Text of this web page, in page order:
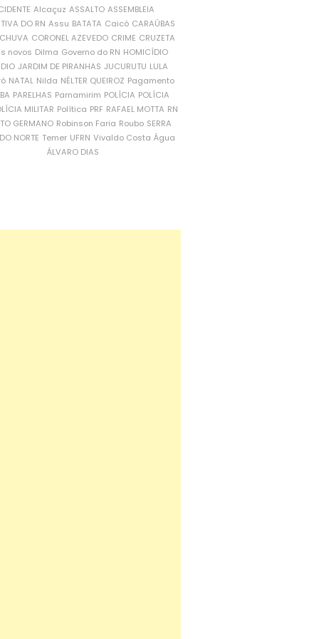
Alcaçuz ASSALTO ASSEMBLEIA
DO RN Assu BATATA Caicó CARAÚBAS
CORONEL AZEVEDO CRIME CRUZETA
novos Dilma Governo do RN HOMICÍDIO
JARDIM DE PIRANHAS JUCURUTU LULA
NATAL Nilda NÉLTER QUEIROZ Pagamento
PARELHAS Parnamirim POLÍCIA POLÍCIA
MILITAR Política PRF RAFAEL MOTTA RN
GERMANO Robinson Faria Roubo SERRA
NORTE Temer UFRN Vivaldo Costa Água
ÁLVARO DIAS